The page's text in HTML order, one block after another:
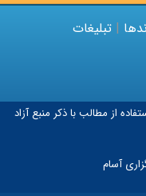
| تبلیغات
از مطالب با ذکر منبع آزاد
آسام